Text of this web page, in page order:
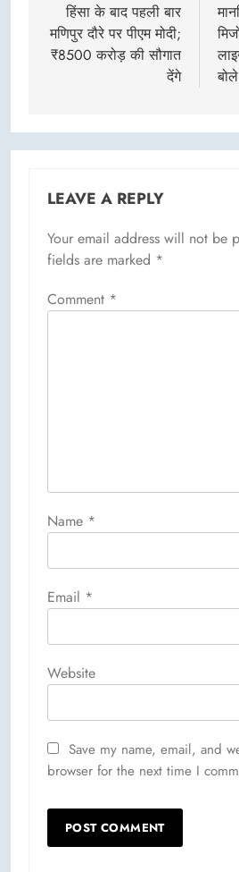
हिंसा के बाद पहली बार
मणिपुर दौरे पर पीएम मोदी;
₹8500 करोड़ की सौगात
देंगे
LEAVE A REPLY
Your email address will not be
fields are marked *
Comment *
Name *
Email *
Website
Save my name, email, and
browser for the next time I